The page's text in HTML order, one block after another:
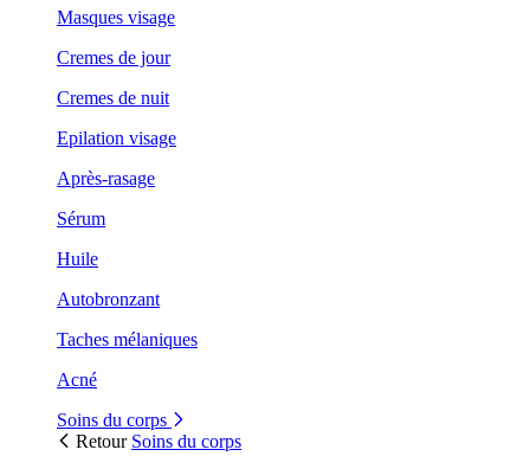
Masques visage
Cremes de jour
Cremes de nuit
Epilation visage
Après-rasage
Sérum
Huile
Autobronzant
Taches mélaniques
Acné
Soins du corps
Retour Soins du corps